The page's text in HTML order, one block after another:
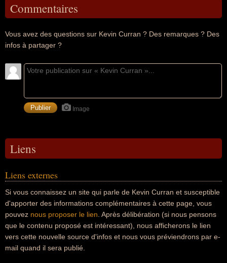
Commentaires
Vous avez des questions sur Kevin Curran ? Des remarques ? Des
infos à partager ?
Image
Liens
Liens externes
Si vous connaissez un site qui parle de Kevin Curran et susceptible
d'apporter des informations complémentaires à cette page, vous
pouvez nous proposer le lien . Après délibération (si nous pensons
que le contenu proposé est intéressant), nous afficherons le lien
vers cette nouvelle source d'infos et nous vous préviendrons par e-
mail quand il sera publié.